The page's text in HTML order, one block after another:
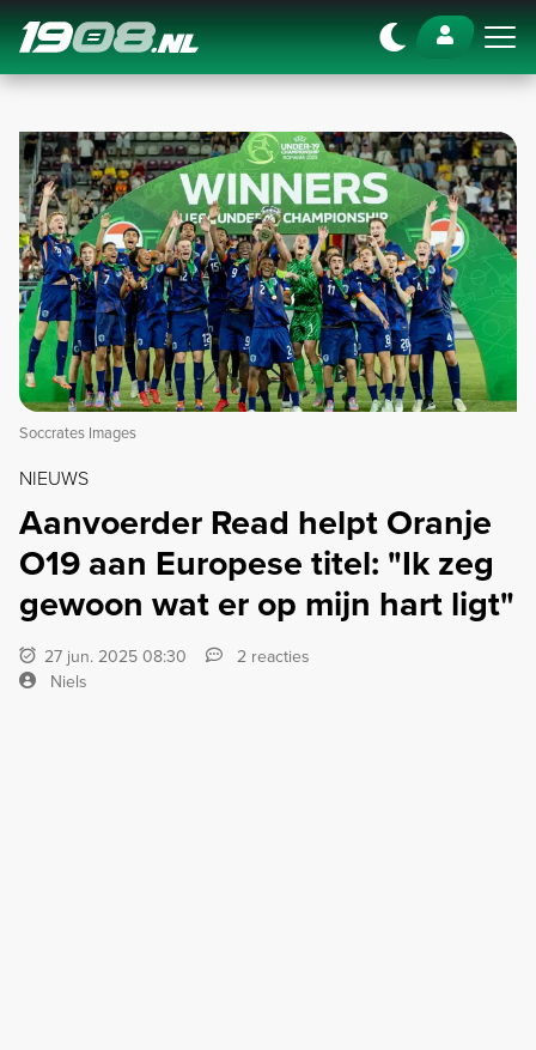
Navigation
Soccrates Images
NIEUWS
Aanvoerder Read helpt Oranje
O19 aan Europese titel: "Ik zeg
gewoon wat er op mijn hart ligt"
27 jun. 2025 08:30
2 reacties
Niels